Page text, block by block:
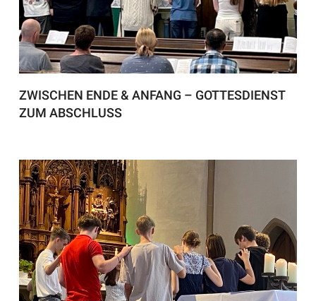
ZWISCHEN ENDE & ANFANG – GOTTESDIENST
ZUM ABSCHLUSS